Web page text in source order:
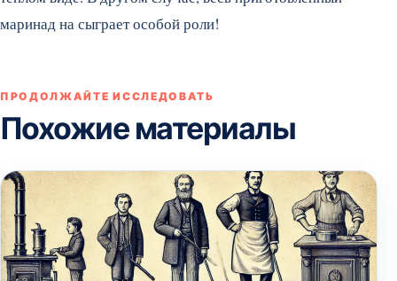
маринад на сыграет особой роли!
ПРОДОЛЖАЙТЕ ИССЛЕДОВАТЬ
Похожие материалы